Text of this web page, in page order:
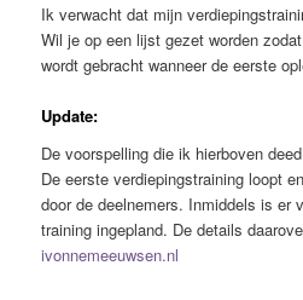
Ik verwacht dat mijn
Wil je op een lijst gezet worden
wordt gebracht wanneer de eerste
Update:
De voorspelling die ik hierboven
De eerste verdiepingstraining loopt
door de deelnemers. Inmiddels is er
training ingepland. De details
ivonnemeeuwsen.nl